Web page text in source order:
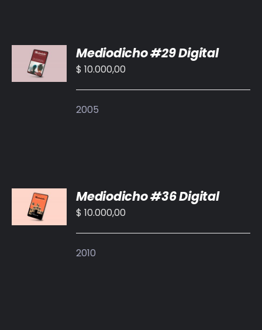
AL
CARRITO
/
Mediodicho #29 Digital
$ 10.000,00
2005
AL
CARRITO
/
Mediodicho #36 Digital
$ 10.000,00
2010